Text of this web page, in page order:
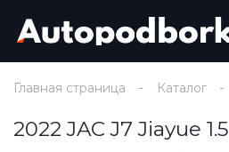
Главная страница Каталог
2022 JAC J7 Jiayue 1.5